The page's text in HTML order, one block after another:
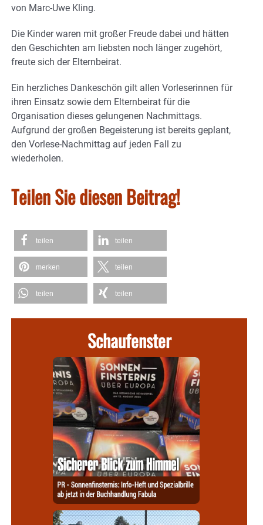
von Marc-Uwe Kling.
Die Kinder waren mit großer Freude dabei und hätten
den Geschichten am liebsten noch länger zugehört,
freute sich der Elternbeirat.
Ein herzliches Dankeschön gilt allen Vorleserinnen für
ihren Einsatz sowie dem Elternbeirat für die
Organisation dieses gelungenen Nachmittags.
Aufgrund der großen Begeisterung ist bereits geplant,
den Vorlese-Nachmittag auf jeden Fall zu
wiederholen.
Teilen Sie diesen Beitrag!
teilen teilen
merken teilen
teilen teilen
Schaufenster